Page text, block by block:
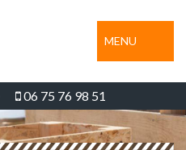
MENU
06 75 76 98 51